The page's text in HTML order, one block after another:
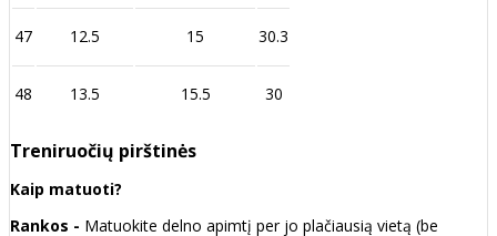
47 12.5 15 30.3
48 13.5 15.5 30
Treniruočių pirštinės
Kaip matuoti?
Rankos - Matuokite delno apimtį per jo plačiausią vietą (be